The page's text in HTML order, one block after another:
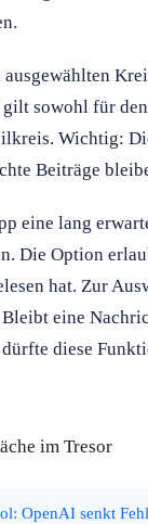
sowohl für
Wichtig:
Beiträge
eine lang
Die Option
hat. Zur
eine
diese
im Tresor
OpenAI senkt